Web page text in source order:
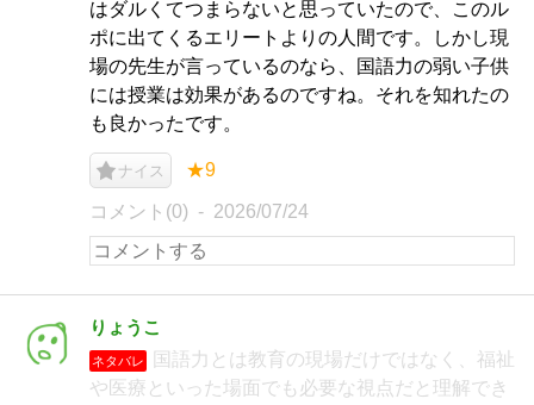
はダルくてつまらないと思っていたので、このル
ポに出てくるエリートよりの人間です。しかし現
場の先生が言っているのなら、国語力の弱い子供
には授業は効果があるのですね。それを知れたの
も良かったです。
ナイス ★9
コメント(0) 2026/07/24
りょうこ
ネタバレ
国語力とは教育の現場だけではなく、福祉
や医療といった場面でも必要な視点だと理解でき